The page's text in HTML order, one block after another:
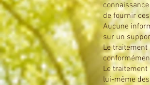
de fournir
Aucune
sur un
Le traitement
Le traitement
lui-même